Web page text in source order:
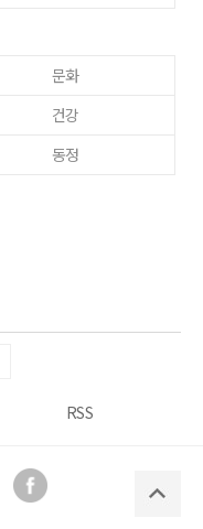
문화
건강
동정
RSS